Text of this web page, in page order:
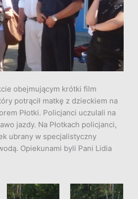
obejmującym krótki film
potrącił matkę z dzieckiem na
Płotki. Policjanci uczulali na
jazdy. Na Płotkach policjanci,
ubrany w specjalistyczny
Opiekunami byli Pani Lidia